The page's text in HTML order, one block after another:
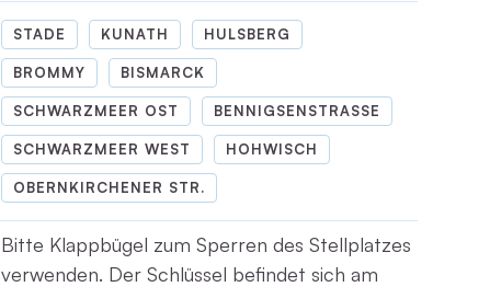
STADE KUNATH HULSBERG
BROMMY BISMARCK
SCHWARZMEER OST BENNIGSENSTRASSE
SCHWARZMEER WEST HOHWISCH
OBERNKIRCHENER STR.
Bitte Klappbügel zum Sperren des Stellplatzes
verwenden. Der Schlüssel befindet sich am